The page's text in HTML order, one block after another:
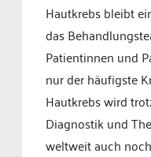
Hautkrebs bleibt
das
Patientinnen und
nur der häufigste
Hautkrebs wird
Diagnostik und
weltweit auch